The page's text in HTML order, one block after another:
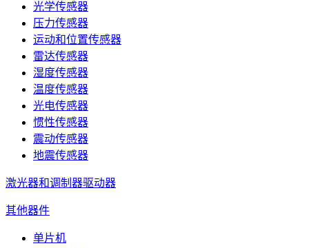
光学传感器
压力传感器
运动和位置传感器
雷达传感器
湿度传感器
温度传感器
光电传感器
惯性传感器
震动传感器
地震传感器
激光器和调制器驱动器
其他器件
单片机